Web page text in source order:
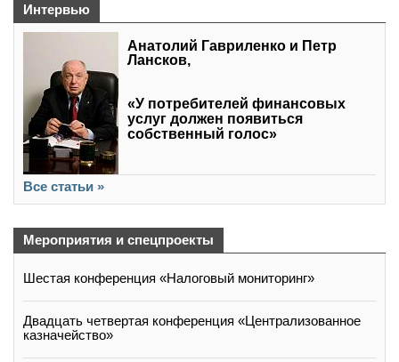
Интервью
Анатолий Гавриленко и Петр
Лансков,
«У потребителей финансовых
услуг должен появиться
собственный голос»
Все статьи »
Мероприятия и спецпроекты
Шестая конференция «Налоговый мониторинг»
Двадцать четвертая конференция «Централизованное
казначейство»